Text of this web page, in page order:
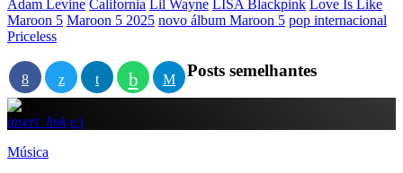
Adam Levine California Lil Wayne LISA Blackpink Love Is Like
Maroon 5 Maroon 5 2025 novo álbum Maroon 5 pop internacional
Priceless
Posts semelhantes
insert_link
Música